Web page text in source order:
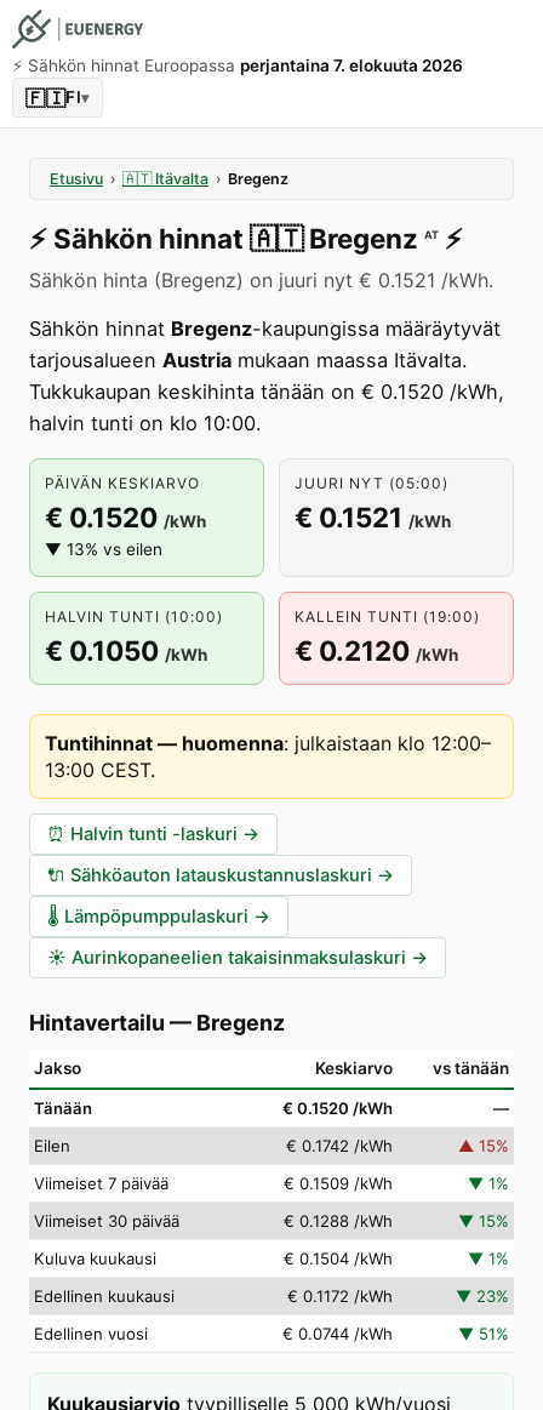
⚡️ Sähkön hinnat Euroopassa perjantaina 7. elokuuta 2026
🇫🇮FI▾
Etusivu › 🇦🇹 Itävalta › Bregenz
⚡️ Sähkön hinnat 🇦🇹 Bregenz AT ⚡️
Sähkön hinta (Bregenz) on juuri nyt € 0.1521 /kWh.
Sähkön hinnat Bregenz-kaupungissa määräytyvät
tarjousalueen Austria mukaan maassa Itävalta.
Tukkukaupan keskihinta tänään on € 0.1520 /kWh,
halvin tunti on klo 10:00.
PÄIVÄN KESKIARVO
€ 0.1520 /kWh
▼ 13% vs eilen
JUURI NYT (05:00)
€ 0.1521 /kWh
HALVIN TUNTI (10:00)
€ 0.1050 /kWh
KALLEIN TUNTI (19:00)
€ 0.2120 /kWh
Tuntihinnat — huomenna: julkaistaan klo 12:00–
13:00 CEST.
⏰ Halvin tunti -laskuri →
🔌 Sähköauton latauskustannuslaskuri →
🌡️ Lämpöpumppulaskuri →
☀️ Aurinkopaneelien takaisinmaksulaskuri →
Hintavertailu — Bregenz
Jakso Keskiarvo vs tänään
Tänään € 0.1520 /kWh
—
Eilen
€ 0.1742 /kWh ▲ 15%
Viimeiset 7 päivää
€ 0.1509 /kWh ▼ 1%
Viimeiset 30 päivää
€ 0.1288 /kWh ▼ 15%
Kuluva kuukausi
€ 0.1504 /kWh ▼ 1%
Edellinen kuukausi
€ 0.1172 /kWh ▼ 23%
Edellinen vuosi
€ 0.0744 /kWh ▼ 51%
Kuukausiarvio tyypilliselle 5 000 kWh/vuosi